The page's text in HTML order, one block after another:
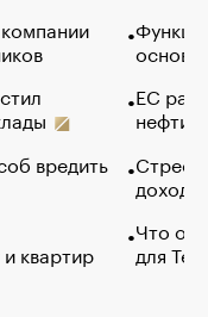
вредить
квартир
основ
ЕС
нефти
Что
для